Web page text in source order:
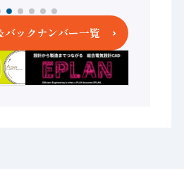
バックナンバー一覧